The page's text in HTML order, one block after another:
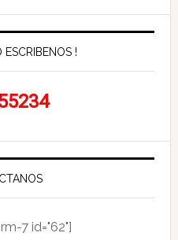
!
7 id="62"]